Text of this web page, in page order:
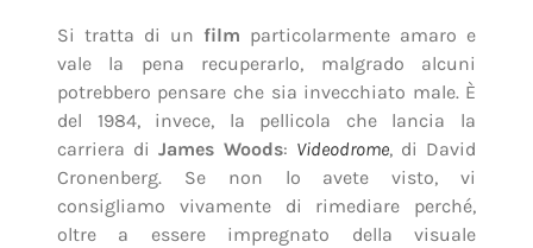
Si tratta di un film particolarmente amaro e
vale la pena recuperarlo, malgrado alcuni
potrebbero pensare che sia invecchiato male. È
del 1984, invece, la pellicola che lancia la
carriera diJames Woods: Videodrome, di David
Cronenberg. Se non lo avete visto, vi
consigliamo vivamente di rimediare perché,
oltre a essere impregnato della visuale